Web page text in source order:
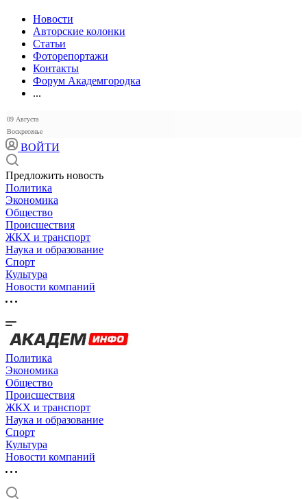
Новости
Авторские колонки
Статьи
Фоторепортажи
Контакты
Форум Академгородка
...
09 Августа
Воскресенье
ВОЙТИ
Предложить новость
Политика
Экономика
Общество
Происшествия
ЖКХ и транспорт
Наука и образование
Спорт
Культура
Новости компаний
Политика
Экономика
Общество
Происшествия
ЖКХ и транспорт
Наука и образование
Спорт
Культура
Новости компаний